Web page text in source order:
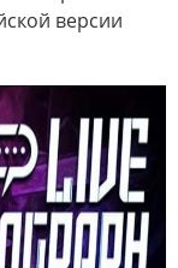
версии